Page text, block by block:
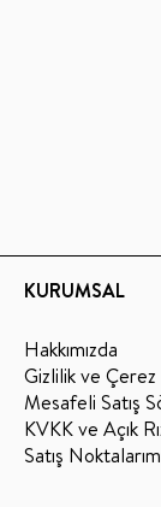
KURUMSAL
Hakkımızda
Gizlilik ve Çerez
Mesafeli Satış
KVKK ve Açık
Satış